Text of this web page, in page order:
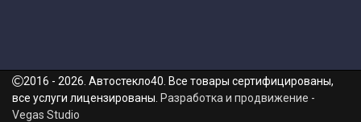
2016 - 2026. Автостекло40. Все товары сертифицированы,
все услуги лицензированы. Разработка и продвижение -
Vegas Studio